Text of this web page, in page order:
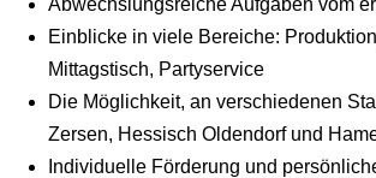
Einblicke in viele Bereiche:
Mittagstisch, Partyservice
Die Möglichkeit, an verschiedenen
Zersen, Hessisch Oldendorf und
Individuelle Förderung und